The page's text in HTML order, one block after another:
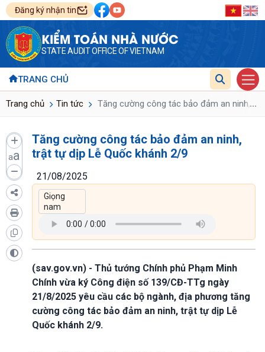
Đăng ký nhận tin
KIỂM TOÁN NHÀ NƯỚC
STATE AUDIT OFFICE OF VIETNAM
TRANG CHỦ
Trang chủ Tin tức Tăng cường công tác bảo đảm an ninh,...
aa
Tăng cường công tác bảo đảm an ninh,
trật tự dịp Lễ Quốc khánh 2/9
21/08/2025
(sav.gov.vn) - Thủ tướng Chính phủ Phạm Minh
Chính vừa ký Công điện số 139/CĐ-TTg ngày
21/8/2025 yêu cầu các bộ ngành, địa phương tăng
cường công tác bảo đảm an ninh, trật tự dịp Lễ
Quốc khánh 2/9.